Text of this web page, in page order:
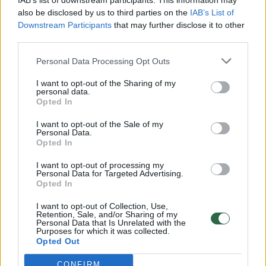
also be disclosed by us to third parties on the IAB’s List of
Downstream Participants that may further disclose it to other
Personal Data Processing Opt Outs
I want to opt-out of the Sharing of my
personal data.
Opted In
I want to opt-out of the Sale of my
Personal Data.
Opted In
I want to opt-out of processing my
Personal Data for Targeted Advertising.
Opted In
I want to opt-out of Collection, Use,
Retention, Sale, and/or Sharing of my
Personal Data that Is Unrelated with the
Purposes for which it was collected.
Opted Out
CONFIRM
vaiko gyvybių išgelbėti nepavyko
Žinios | Lietuvos diena
00:00:57
Savaitės vidurys nusimato karštas: temperatūra kils iki
32 laipsnių šilumos
Žinios | Orai
V. Zalužno pasisakymą laiko bandymu įsitvirtinti
Laidos | Nauja diena
00:00:57
Sinoptikai atsakė, kokiais orais užbaigsime darbo
savaitę: karščiai atsitrauks